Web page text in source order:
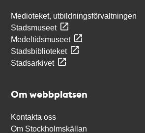
Medioteket, utbildningsförvaltningen
Stadsmuseet
Medeltidsmuseet
Stadsbiblioteket
Stadsarkivet
Om webbplatsen
Kontakta oss
Om Stockholmskällan